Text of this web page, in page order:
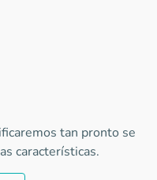
tan pronto se
características.